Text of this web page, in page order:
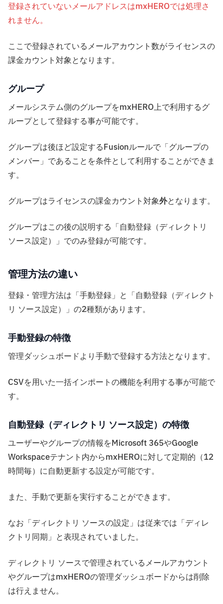
登録されていないメールアドレスはmxHEROでは処理さ
れません。
ここで登録されているメールアカウント数がライセンスの
課金カウント対象となります。
グループ
メールシステム側のグループをmxHERO上で利用するグ
ループとして登録する事が可能です。
グループは後ほど設定するFusionルールで「グループの
メンバー」であることを条件として利用することができま
す。
グループはライセンスの課金カウント対象外となります。
グループはこの後の説明する「自動登録（ディレクトリ
ソース設定）」でのみ登録が可能です。
管理方法の違い
登録・管理方法は「手動登録」と「自動登録（ディレクト
リ ソース設定）」の2種類があります。
手動登録の特徴
管理ダッシュボードより手動で登録する方法となります。
CSVを用いた一括インポートの機能を利用する事が可能で
す。
自動登録（ディレクトリ ソース設定）の特徴
ユーザーやグループの情報をMicrosoft 365やGoogle
Workspaceテナント内からmxHEROに対して定期的（12
時間毎）に自動更新する設定が可能です。
また、手動で更新を実行することができます。
なお「ディレクトリ ソースの設定」は従来では「ディレ
クトリ同期」と表現されていました。
ディレクトリ ソースで管理されているメールアカウント
やグループはmxHEROの管理ダッシュボードからは削除
は行えません。